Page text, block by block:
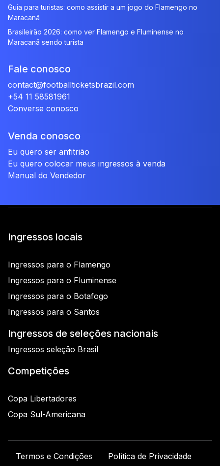
Guia para turistas: como assistir a um jogo do Flamengo no
Maracanã
Brasileirão 2026: como ver Flamengo e Fluminense no
Maracanã sendo turista
Fale conosco
contact@footballticketsbrazil.com
+54 11 58581961
Converse conosco
Venda conosco
Eu quero ser anfitrião
Eu quero colocar meus ingressos à venda
Manual do Vendedor
Ingressos locais
Ingressos para o Flamengo
Ingressos para o Fluminense
Ingressos para o Botafogo
Ingressos para o Santos
Ingressos de seleções nacionais
Ingressos seleção Brasil
Competições
Copa Libertadores
Copa Sul-Americana
Termos e Condições Política de Privacidade